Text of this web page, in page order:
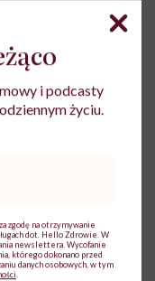
i podcasty
życiu.
zgodę na otrzymywanie
dot. Hello Zdrowie. W
newslettera. Wycofanie
którego dokonano przed
danych osobowych, w tym